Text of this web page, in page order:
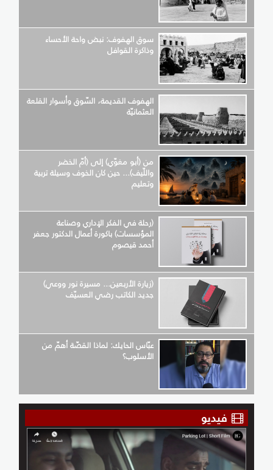
سوق الهفوف: نبض واحة الأحساء
وذاكرة القوافل
الهفوف القديمة، السّوق وأسوار القلعة
العثمانيّة
من (أبو مغوّي) إلى (أمّ الخضر
واللّيف)... حين كان الخوف وسيلة تربية
وتعليم
(رحلة في الفكر الإداري وصناعة
المؤسسات) باكورة أعمال الدكتور جعفر
أحمد قيصوم
(زيارة الأربعين... مسيرة نور ووعي)
جديد الكاتب رضي العسيّف
عبّاس الحايك: لماذا القصّة أهمّ من
الأسلوب؟
فيديو